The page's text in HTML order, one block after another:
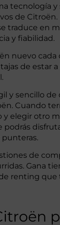
tecnología y
de Citroën.
traduce en
y fiabilidad.
nuevo
de estar
y sencillo
Cuando
y elegir otro
podrás
de
Gana
renting que